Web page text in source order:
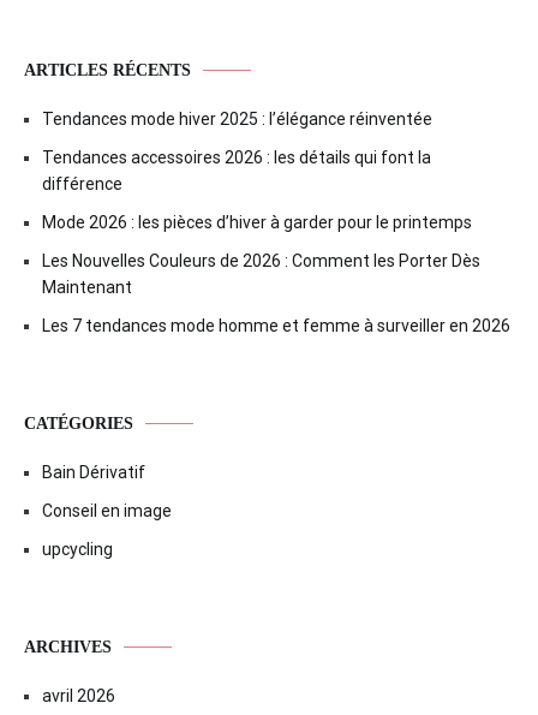
ARTICLES RÉCENTS
Tendances mode hiver 2025 : l’élégance réinventée
Tendances accessoires 2026 : les détails qui font la
différence
Mode 2026 : les pièces d’hiver à garder pour le printemps
Les Nouvelles Couleurs de 2026 : Comment les Porter Dès
Maintenant
Les 7 tendances mode homme et femme à surveiller en 2026
CATÉGORIES
Bain Dérivatif
Conseil en image
upcycling
ARCHIVES
avril 2026